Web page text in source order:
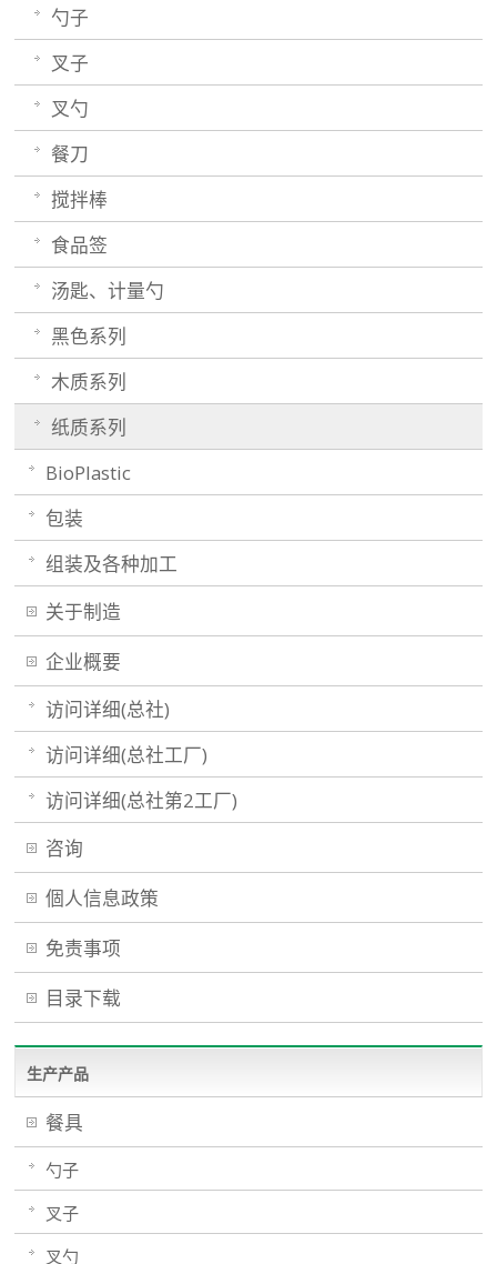
勺子
叉子
叉勺
餐刀
搅拌棒
食品签
汤匙、计量勺
黑色系列
木质系列
纸质系列
BioPlastic
包装
组装及各种加工
关于制造
企业概要
访问详细(总社)
访问详细(总社工厂)
访问详细(总社第2工厂)
咨询
個人信息政策
免责事项
目录下载
生产产品
餐具
勺子
叉子
叉勺